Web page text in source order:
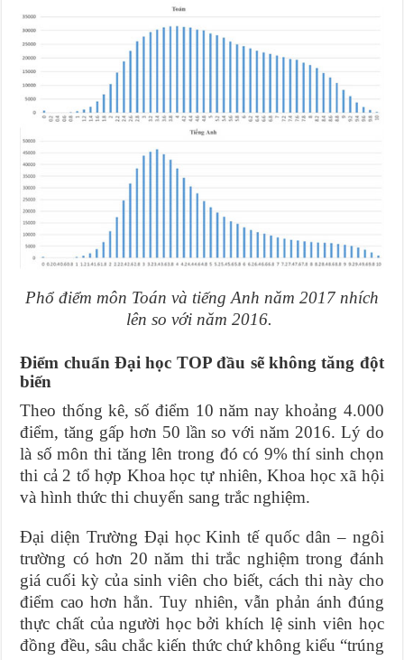
Phổ điểm môn Toán và tiếng Anh năm 2017 nhích
lên so với năm 2016.
Điểm chuẩn Đại học TOP đầu sẽ không tăng đột
biến
Theo thống kê, số điểm 10 năm nay khoảng 4.000
điểm, tăng gấp hơn 50 lần so với năm 2016. Lý do
là số môn thi tăng lên trong đó có 9% thí sinh chọn
thi cả 2 tổ hợp Khoa học tự nhiên, Khoa học xã hội
và hình thức thi chuyển sang trắc nghiệm.
Đại diện Trường Đại học Kinh tế quốc dân – ngôi
trường có hơn 20 năm thi trắc nghiệm trong đánh
giá cuối kỳ của sinh viên cho biết, cách thi này cho
điểm cao hơn hẳn. Tuy nhiên, vẫn phản ánh đúng
thực chất của người học bởi khích lệ sinh viên học
đồng đều, sâu chắc kiến thức chứ không kiểu “trúng